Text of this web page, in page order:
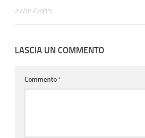
27/04/2019
LASCIA UN COMMENTO
Commento*